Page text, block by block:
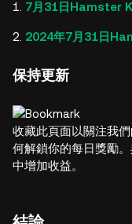
7月31日Hamster
2024年7月31日
保持更新
收藏此頁面以關注我
何解鎖你的每日獎勵
中增加收益。